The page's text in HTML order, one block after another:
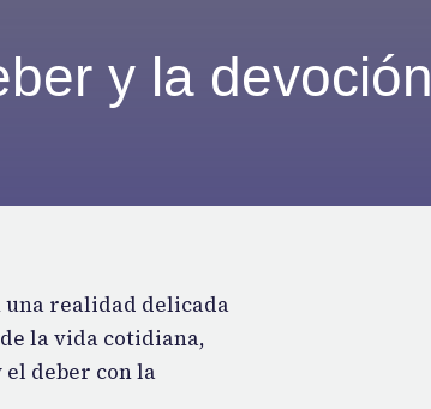
y la devoción
una realidad delicada
la vida cotidiana,
deber con la